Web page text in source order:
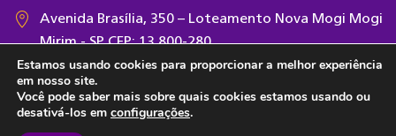
Avenida Brasília, 350 – Loteamento Nova Mogi Mogi
Mirim - SP CEP: 13.800-280
Estamos usando cookies para proporcionar a melhor experiência
em nosso site.
Você pode saber mais sobre quais cookies estamos usando ou
desativá-los em configurações.